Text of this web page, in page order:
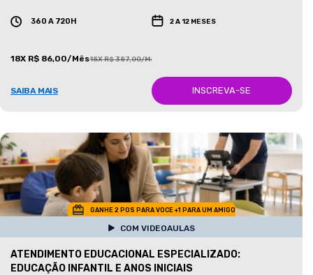
360 A 720H 2 A 12 MESES
18X R$ 86,00/Mês18X R$ 387,00/Mês
SAIBA MAIS INSCREVA-SE
GANHE 2 POS PARA VOCE +1 PARA UM AMIGO
COM VIDEOAULAS
ATENDIMENTO EDUCACIONAL ESPECIALIZADO:
EDUCAÇÃO INFANTIL E ANOS INICIAIS